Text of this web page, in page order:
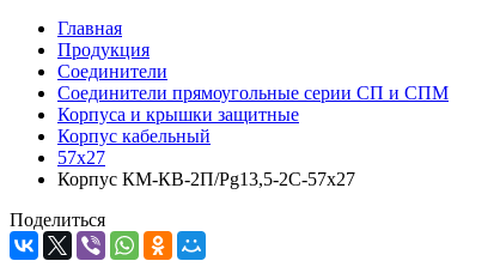
Главная
Продукция
Соединители
Соединители прямоугольные серии СП и СПМ
Корпуса и крышки защитные
Корпус кабельный
57х27
Корпус КМ-КВ-2П/Pg13,5-2С-57х27
Поделиться